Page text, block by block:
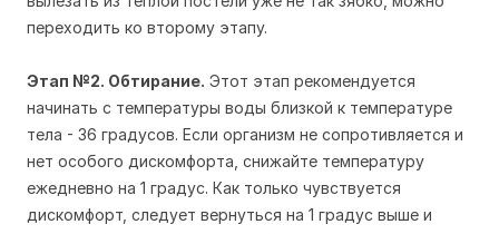
переходить ко второму этапу.
Этап №2. Обтирание. Этот этап рекомендуется
начинать с температуры воды близкой к температуре
тела - 36 градусов. Если организм не сопротивляется и
нет особого дискомфорта, снижайте температуру
ежедневно на 1 градус. Как только чувствуется
дискомфорт, следует вернуться на 1 градус выше и